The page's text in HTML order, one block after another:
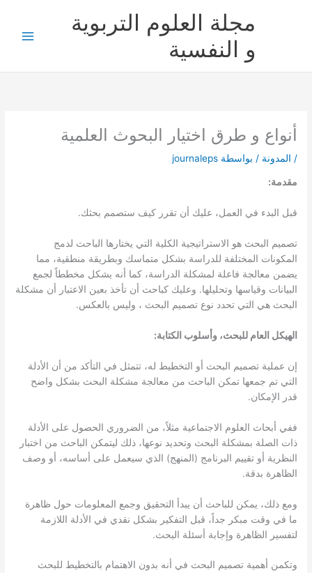
مجلة العلوم التربوية
و النفسية
أنواع و طرق اختيار البحوث العلمية
/ المدونة / بواسطة journaleps
مقدمة:
قبل البدء في العمل، عليك أن تقرر كيف ستصمم بحثك.
تصميم البحث هو الاستراتيجية الكلية التي يختارها الباحث لدمج
المكونات المختلفة للدراسة بشكل متماسك وبطريقة منطقية، مما
يضمن معالجة فاعلة لمشكلة الدراسة، كما أنه يشكل مخططاً لجمع
البيانات وقياسها وتحليلها. وعليك كباحث أن تأخذ بعين الاعتبار أن مشكلة
البحث هي التي تحدد نوع تصميم البحث ، وليس بالعكس.
الهيكل العام للبحث، وأسلوب الكتابة:
إن عملية تصميم البحث أو التخطيط له، تتمثل في التأكد من أن الأدلة
التي تم جمعها تمكن الباحث من معالجة مشكلة البحث بشكل واضح
قدر الإمكان.
ففي أبحاث العلوم الاجتماعية مثلاً، من الضروري الحصول على الأدلة
ذات الصلة بمشكلة البحث وتحديد نوعها، ذلك ليتمكن الباحث من اختبار
النظرية أو تقييم البرنامج (المنهج) الذي سيعمل على أساسه، أو وصف
الظاهرة بدقة.
ومع ذلك، يمكن للباحث أن يبدأ التحقيق وجمع المعلومات حول ظاهرة
ما في وقت مبكر جداً، قبل التفكير بشكل نقدي في الأدلة اللازمة
لتفسير الظاهرة وإجابة أسئلة البحث.
وتكمن أهمية تصميم البحث في أنه بدون الاهتمام بالتخطيط للبحث